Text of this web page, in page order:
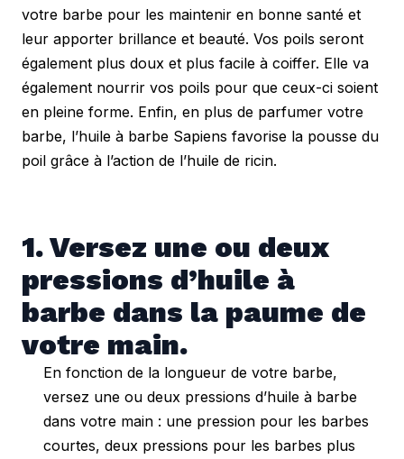
votre barbe pour les maintenir en bonne santé et
leur apporter brillance et beauté. Vos poils seront
également plus doux et plus facile à coiffer. Elle va
également nourrir vos poils pour que ceux-ci soient
en pleine forme. Enfin, en plus de parfumer votre
barbe, l’huile à barbe Sapiens favorise la pousse du
poil grâce à l’action de l’huile de ricin.
1. Versez une ou deux
pressions d’huile à
barbe dans la paume de
votre main.
En fonction de la longueur de votre barbe,
versez une ou deux pressions d’huile à barbe
dans votre main : une pression pour les barbes
courtes, deux pressions pour les barbes plus